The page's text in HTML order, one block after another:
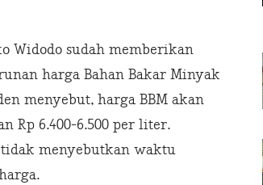
Widodo sudah memberikan
harga Bahan Bakar Minyak
menyebut, harga BBM akan
Rp 6.400-6.500 per liter.
menyebutkan waktu